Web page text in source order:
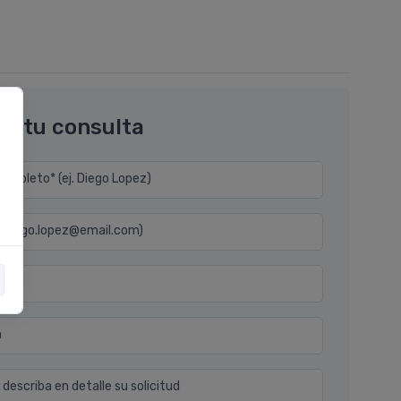
tu consulta
(ej. Diego Lopez)
diego.lopez@email.com)
en detalle su solicitud